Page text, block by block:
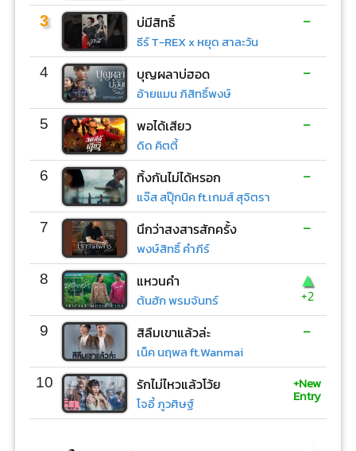
3 บ่มีสิทธิ์
ธีร์ T-REX x หยุด สาละวัน
-
4 บุญผลาบ่ฮอด
อ้ายแมน ภิสิทธิ์พงษ์
-
5 พอได้เสียว
ดิด คิตตี้
-
6 ทิ้งกันไม่ได้หรอก
แจ๊ส สปุ๊กนิค ft.เกมส์ สุจิตรา
-
7 นึกว่าสงสารสักครั้ง
พงษ์สิทธิ์ คำภีร์
-
8 แหวนคำ
ต้นฮัก พรมจันทร์
▲
+2
9 สิลืมเขาแล้วล่ะ
เน็ค นฤพล ft.Wanmai
-
10 รักไม่ไหวแล้วโว้ย
โจอี้ ภูวศิษฐ์
+New
Entry